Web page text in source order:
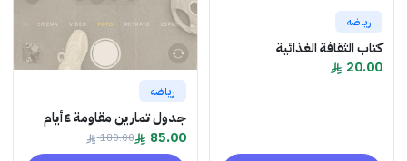
رياضه
كتاب الثقافة الغذائية
20.00
رياضه
جدول تمارين مقاومة ٤أيام
85.00
180.00